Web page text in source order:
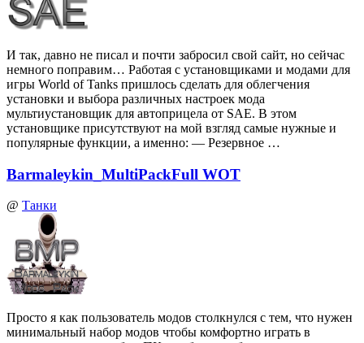
И так, давно не писал и почти забросил свой сайт, но сейчас
немного поправим… Работая с установщиками и модами для
игры World of Tanks пришлось сделать для облегчения
установки и выбора различных настроек мода
мультиустановщик для автоприцела от SAE. В этом
установщике присутствуют на мой взгляд самые нужные и
популярные функции, а именно: — Резервное …
Barmaleykin_MultiPackFull WOT
@ Танки
Просто я как пользователь модов столкнулся с тем, что нужен
минимальный набор модов чтобы комфортно играть в